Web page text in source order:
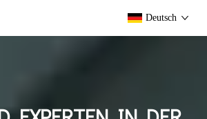
Deutsch